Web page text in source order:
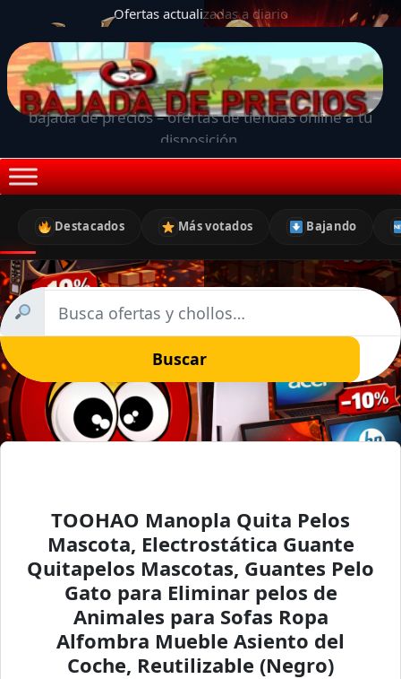
Ofertas actualizadas a diario
bajada de precios – ofertas de tiendas online a tu
disposición.
Destacados Más votados Bajando
Buscar
TOOHAO Manopla Quita Pelos
Mascota, Electrostática Guante
Quitapelos Mascotas, Guantes Pelo
Gato para Eliminar pelos de
Animales para Sofas Ropa
Alfombra Mueble Asiento del
Coche, Reutilizable (Negro)